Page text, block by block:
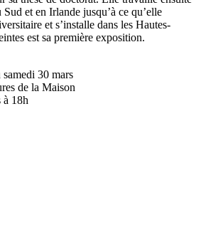
et en Irlande jusqu’à ce qu’elle
et s’installe dans les Hautes-
est sa première exposition.
30 mars
de la Maison
à 18h